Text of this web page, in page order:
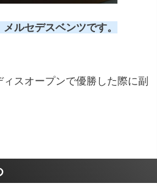
ルセデスベンツです。
スオープンで優勝した際に副